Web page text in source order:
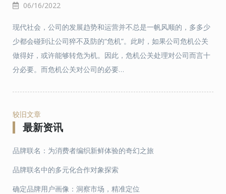
06/16/2022
现代社会，公司的发展趋势和运营并不总是一帆风顺的，多多少
少都会碰到让公司猝不及防的“危机”。此时，如果公司危机公关
做得好，或许能够转危为机。因此，危机公关处理对公司而言十
分必要。而危机公关对公司的必要…
文
章
导
航
较旧文章
最新资讯
品牌联名：为消费者编织新鲜体验的奇幻之旅
品牌联名中的多元化合作对象探索
确定品牌用户画像：洞察市场，精准定位